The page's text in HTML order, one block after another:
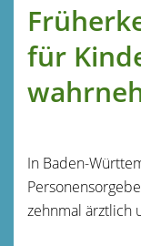
für
In Baden-
zehnmal ärztlich